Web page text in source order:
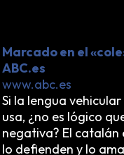
Marcado en el
ABC.es
www.abc.es
Si la lengua
usa, ¿no es lógico
negativa? El catalán
lo defienden y lo